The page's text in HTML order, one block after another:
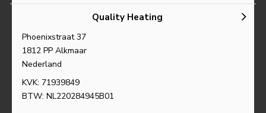
Quality Heating
Phoenixstraat 37
1812 PP Alkmaar
Nederland
KVK: 71939849
BTW: NL220284945B01